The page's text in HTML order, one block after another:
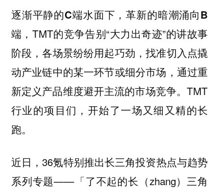
逐渐平静的C端水面下，革新的暗潮涌向B
端， TMT的竞争告别“大力出奇迹”的讲故事
阶段，各场景纷纷用起巧劲，找准切入点撬
动产业链中的某一环节或细分市场，通过重
新定义产品维度避开主流的市场竞争。TMT
行业的项目们，开始了一场又细又精的长
跑。
近日，36氪特别推出长三角投资热点与趋势
系列专题——「了不起的长（zhang）三角